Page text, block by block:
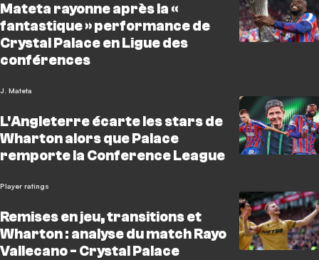
Mateta rayonne après la «
fantastique » performance de
Crystal Palace en Ligue des
conférences
J. Mateta
L'Angleterre écarte les stars de
Wharton alors que Palace
remporte la Conference League
Player ratings
Remises en jeu, transitions et
Wharton : analyse du match Rayo
Vallecano - Crystal Palace